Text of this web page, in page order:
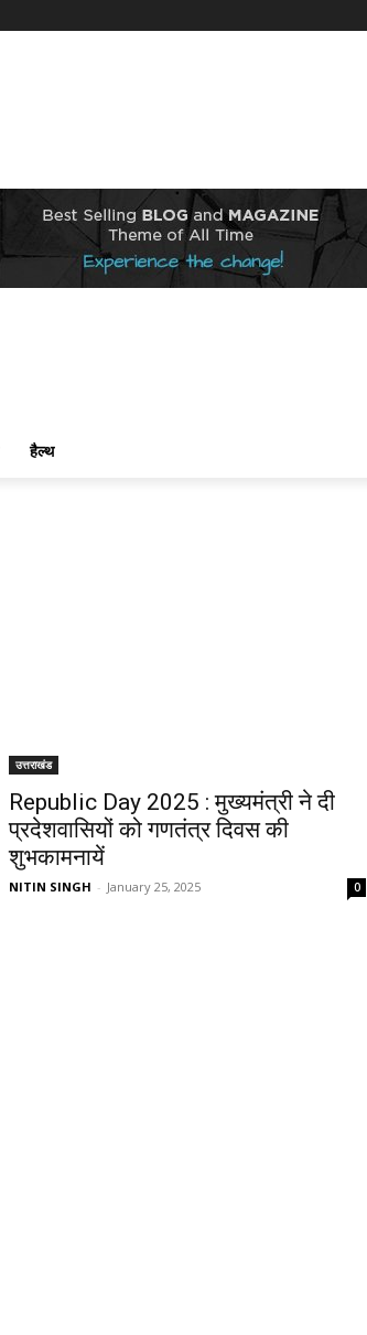
हैल्थ
उत्तराखंड
Republic Day 2025 : मुख्यमंत्री ने दी
प्रदेशवासियों को गणतंत्र दिवस की
शुभकामनायें
NITIN SINGH - January 25, 2025 0